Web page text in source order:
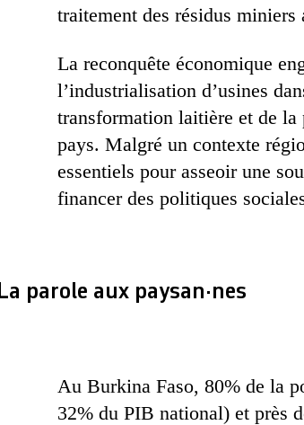
traitement des résidus miniers
La reconquête économique
l’industrialisation d’usines
transformation laitière et de
pays. Malgré un contexte
essentiels pour asseoir une
financer des politiques
La parole aux paysan·nes
Au Burkina Faso, 80% de la
32% du PIB national) et près